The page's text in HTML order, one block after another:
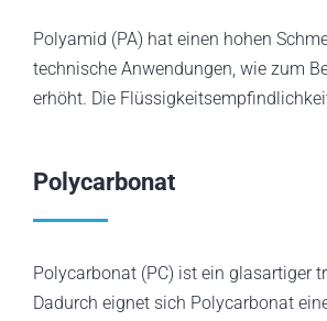
Polyamid (PA) hat einen hohen
technische Anwendungen, wie zum
erhöht. Die
Polycarbonat
Polycarbonat (PC) ist ein glasartiger
Dadurch eignet sich Polycarbonat